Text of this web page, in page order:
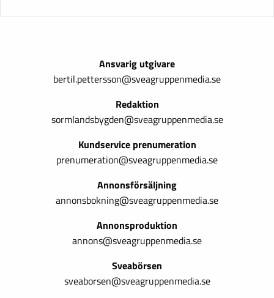
Ansvarig utgivare
bertil.pettersson@sveagruppenmedia.se
Redaktion
sormlandsbygden@sveagruppenmedia.se
Kundservice prenumeration
prenumeration@sveagruppenmedia.se
Annonsförsäljning
annonsbokning@sveagruppenmedia.se
Annonsproduktion
annons@sveagruppenmedia.se
Sveabörsen
sveaborsen@sveagruppenmedia.se